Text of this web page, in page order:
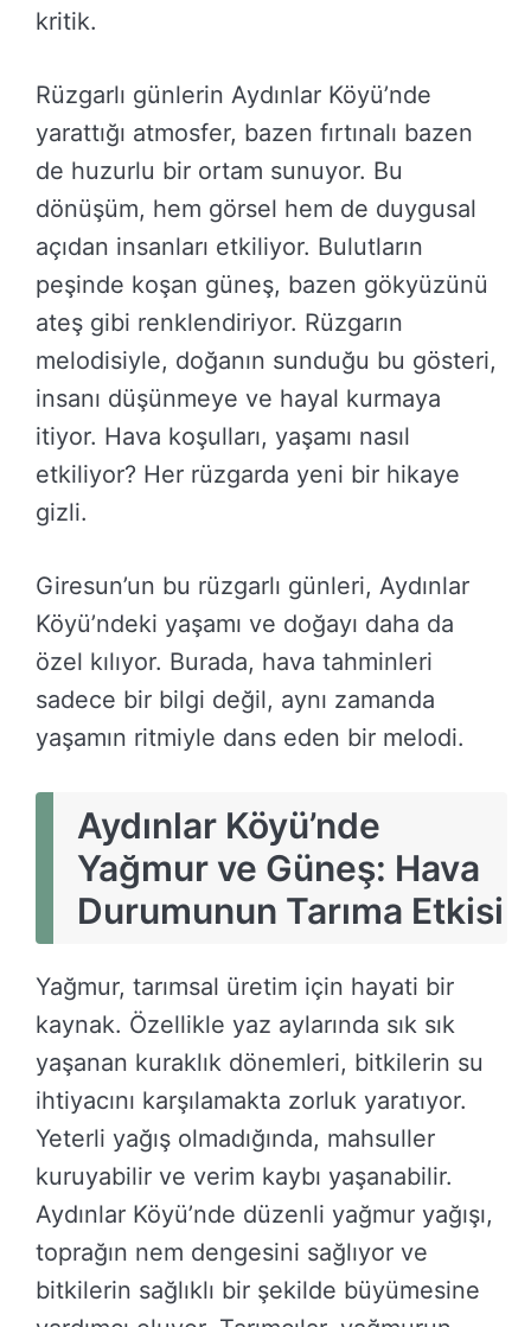
kritik.
Rüzgarlı günlerin Aydınlar Köyü’nde
yarattığı atmosfer, bazen fırtınalı bazen
de huzurlu bir ortam sunuyor. Bu
dönüşüm, hem görsel hem de duygusal
açıdan insanları etkiliyor. Bulutların
peşinde koşan güneş, bazen gökyüzünü
ateş gibi renklendiriyor. Rüzgarın
melodisiyle, doğanın sunduğu bu gösteri,
insanı düşünmeye ve hayal kurmaya
itiyor. Hava koşulları, yaşamı nasıl
etkiliyor? Her rüzgarda yeni bir hikaye
gizli.
Giresun’un bu rüzgarlı günleri, Aydınlar
Köyü’ndeki yaşamı ve doğayı daha da
özel kılıyor. Burada, hava tahminleri
sadece bir bilgi değil, aynı zamanda
yaşamın ritmiyle dans eden bir melodi.
Aydınlar Köyü’nde
Yağmur ve Güneş: Hava
Durumunun Tarıma Etkisi
Yağmur, tarımsal üretim için hayati bir
kaynak. Özellikle yaz aylarında sık sık
yaşanan kuraklık dönemleri, bitkilerin su
ihtiyacını karşılamakta zorluk yaratıyor.
Yeterli yağış olmadığında, mahsuller
kuruyabilir ve verim kaybı yaşanabilir.
Aydınlar Köyü’nde düzenli yağmur yağışı,
toprağın nem dengesini sağlıyor ve
bitkilerin sağlıklı bir şekilde büyümesine